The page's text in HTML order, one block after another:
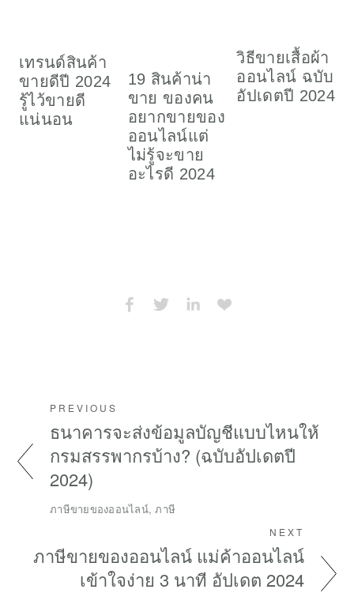
เทรนด์สินค้า
ขายดีปี 2024
รู้ไว้ขายดี
แน่นอน
19 สินค้าน่า
ขาย ของคน
อยากขายของ
ออนไลน์แต่
ไม่รู้จะขาย
อะไรดี 2024
วิธีขายเสื้อผ้า
ออนไลน์ ฉบับ
อัปเดตปี 2024
PREVIOUS
ธนาคารจะส่งข้อมูลบัญชีแบบไหนให้
กรมสรรพากรบ้าง? (ฉบับอัปเดตปี
2024)
ภาษีขายของออนไลน์, ภาษี
NEXT
ภาษีขายของออนไลน์ แม่ค้าออนไลน์
เข้าใจง่าย 3 นาที อัปเดต 2024